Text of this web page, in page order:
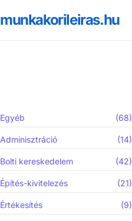
munkakorileiras.hu
Egyéb (68)
Adminisztráció (14)
Bolti kereskedelem (42)
Építés-kivitelezés (21)
Értékesítés (9)